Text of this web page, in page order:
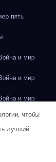
пять
и мир
и мир
и мир
и мир
и мир
чтобы
лучший